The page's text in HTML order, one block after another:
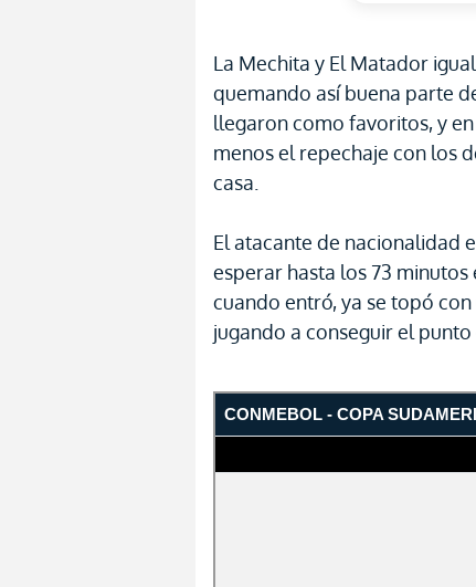
La Mechita y El Matador
quemando así buena parte
llegaron como favoritos, y
menos el repechaje con los
casa.
El atacante de nacionalidad
esperar hasta los 73
cuando entró, ya se topó
jugando a conseguir el